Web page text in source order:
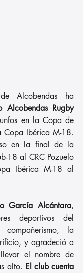
Alcobendas ha
Alcobendas Rugby
en la Copa de
Copa Ibérica M-18.
en la final de la
18 al CRC Pozuelo
Ibérica M-18 al
García Alcántara,
deportivos del
la
y agradeció a
el nombre de
alto. El club cuenta